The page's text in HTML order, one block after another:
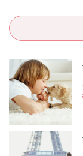
2019年9月29日
是非ご覧ください。
注目モデル 水原佑
2019年9月29日
是非ご覧ください。
注目モデル